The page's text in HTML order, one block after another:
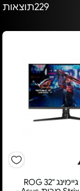
229תוצאות
מסך מחשב גיימינג ''32 ROG